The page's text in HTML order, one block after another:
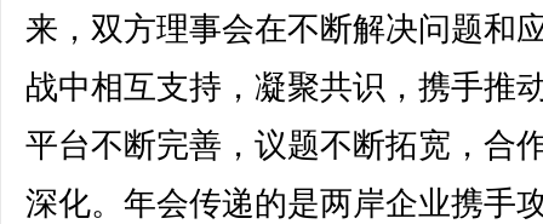
来，双方理事会在不断解决问题和
战中相互支持，凝聚共识，携手推
平台不断完善，议题不断拓宽，合
深化。年会传递的是两岸企业携手